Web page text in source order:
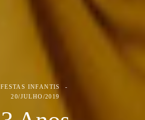
FESTAS INFANTIS
20/JULHO/2019